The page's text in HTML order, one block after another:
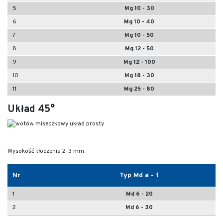
5
Mg 10 - 30
6
Mg 10 - 40
7
Mg 10 - 50
8
Mg 12 - 50
9
Mg 12 - 100
10
Mg 18 - 30
11
Mg 25 - 80
Układ 45°
Wysokość tłoczenia 2-3 mm.
Nr Typ Md a - t
1
Md 6 - 20
2
Md 6 - 30